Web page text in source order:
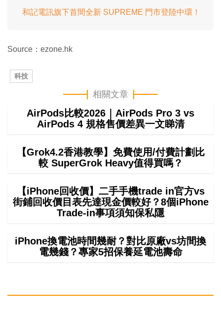
和記電訊旗下首間全新 SUPREME 門市登陸中環！
Source：ezone.hk
科技
相關文章
AirPods比較2026｜AirPods Pro 3 vs
AirPods 4 規格售價差異一文睇清
【Grok4.2香港教學】免費使用/付費計劃比
較 SuperGrok Heavy值得買嗎？
【iPhone回收價】二手手機trade in官方vs
街鋪回收價目表先達現金價較好？8個iPhone
Trade-in事項須知保私隱
iPhone換電池時間幾耐？對比原廠vs坊間換
電幾錢？專家5招保養延電池壽命